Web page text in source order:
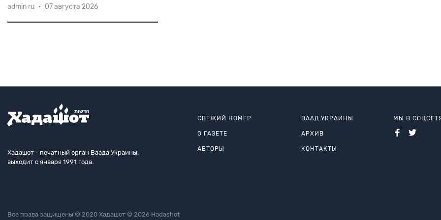
admin ru • 07 августа 2026
Хадашот - печатный орган Ваада Украины,
выходит с января 1991 года.
СВЕЖИЙ НОМЕР
О ГАЗЕТЕ
АВТОРЫ
ВААД УКРАИНЫ
АРХИВ
КОНТАКТЫ
МЫ В
Все права защищены © 2020 Хадашот © 2026 Hadashot